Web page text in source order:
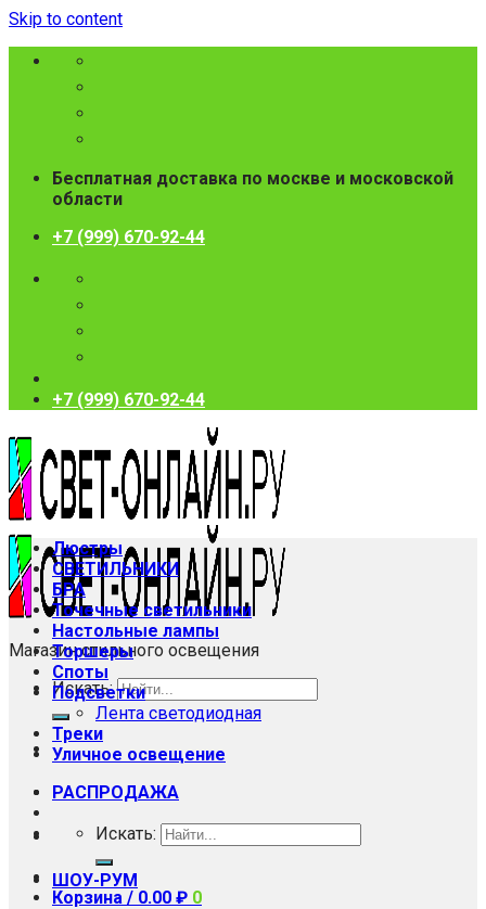
Skip to content
Бесплатная доставка по москве и московской
области
+7 (999) 670-92-44
+7 (999) 670-92-44
Магазин стильного освещения
Искать:
РАСПРОДАЖА
ШОУ-РУМ
Люстры
СВЕТИЛЬНИКИ
БРА
Точечные светильники
Настольные лампы
Торшеры
Споты
Подсветки
Лента светодиодная
Треки
Уличное освещение
Искать:
Корзина / 0.00 ₽ 0